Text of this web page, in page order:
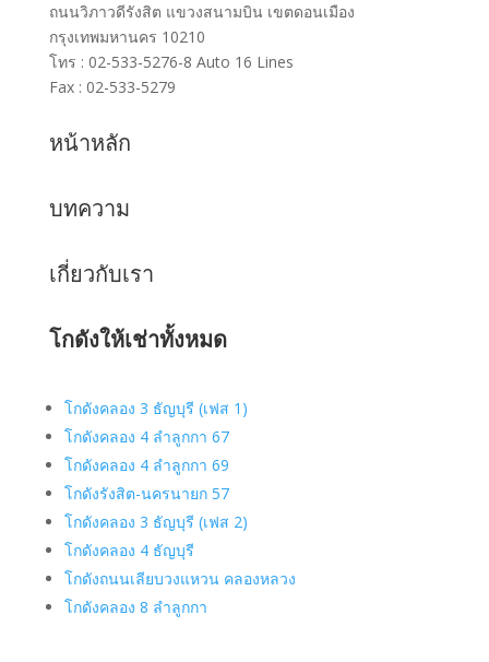
ถนนวิภาวดีรังสิต แขวงสนามบิน เขตดอนเมือง
กรุงเทพมหานคร 10210
โทร : 02-533-5276-8 Auto 16 Lines
Fax : 02-533-5279
หน้าหลัก
บทความ
เกี่ยวกับเรา
โกดังให้เช่าทั้งหมด
โกดังคลอง 3 ธัญบุรี (เฟส 1)
โกดังคลอง 4 ลำลูกกา 67
โกดังคลอง 4 ลำลูกกา 69
โกดังรังสิต-นครนายก 57
โกดังคลอง 3 ธัญบุรี (เฟส 2)
โกดังคลอง 4 ธัญบุรี
โกดังถนนเลียบวงแหวน คลองหลวง
โกดังคลอง 8 ลำลูกกา